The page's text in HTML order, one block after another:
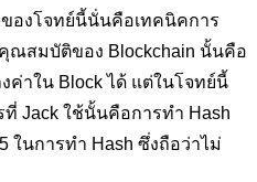
องโจทย์นี้นั่นคือเทคนิคการ
ณสมบัติของ Blockchain นั้นคือ
ค่าใน Block ได้ แต่ในโจทย์นี้
Jack ใช้นั้นคือการทำ Hash
ในการทำ Hash ซึ่งถือว่าไม่